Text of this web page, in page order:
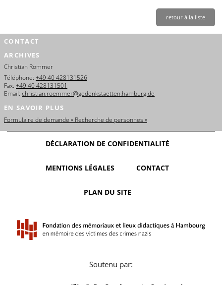
retour à la liste
CONTACT
ARCHIVES
Christian Römmer
Téléphone: +49 40 428131526
Fax: +49 40 428131501
Email: christian.roemmer@gedenkstaetten.hamburg.de
EN SAVOIR PLUS
Formulaire de demande « Recherche de personnes »
DÉCLARATION DE CONFIDENTIALITÉ
MENTIONS LÉGALES CONTACT
PLAN DU SITE
Soutenu par: